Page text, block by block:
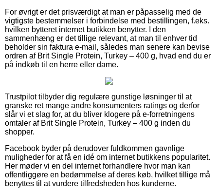
For øvrigt er det prisværdigt at man er påpasselig med de
vigtigste bestemmelser i forbindelse med bestillingen, f.eks.
hvilken bytteret internet butikken benytter. I den
sammenhæng er det tillige relevant, at man til enhver tid
beholder sin faktura e-mail, således man senere kan bevise
ordren af Brit Single Protein, Turkey – 400 g, hvad end du er
på indkøb til en herre eller dame.
Trustpilot tilbyder dig regulære gunstige løsninger til at
granske ret mange andre konsumenters ratings og derfor
slår vi et slag for, at du bliver klogere på e-forretningens
omtaler af Brit Single Protein, Turkey – 400 g inden du
shopper.
Facebook byder på derudover fuldkommen gavnlige
muligheder for at få en idé om internet butikkens popularitet.
Her møder vi en del internet forhandlere hvor man kan
offentliggøre en bedømmelse af deres køb, hvilket tillige må
benyttes til at vurdere tilfredsheden hos kunderne.